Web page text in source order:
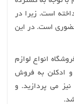
است. زیرا در
حضوری است. در این
انواع لوازم
و ادکلن به فروش
می پردازید. و